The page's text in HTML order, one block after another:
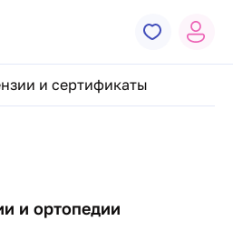
клиники
и сертификаты
и ортопедии